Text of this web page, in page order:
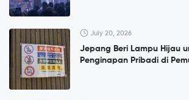
July 20, 2026
Jepang Beri Lampu Hijau
Penginapan Pribadi di